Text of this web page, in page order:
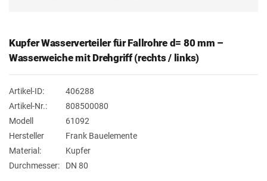
Kupfer Wasserverteiler für Fallrohre d= 80 mm –
Wasserweiche mit Drehgriff (rechts / links)
Artikel-ID:
406288
Artikel-Nr.:
808500080
Modell
61092
Hersteller
Frank Bauelemente
Material:
Kupfer
Durchmesser:
DN 80